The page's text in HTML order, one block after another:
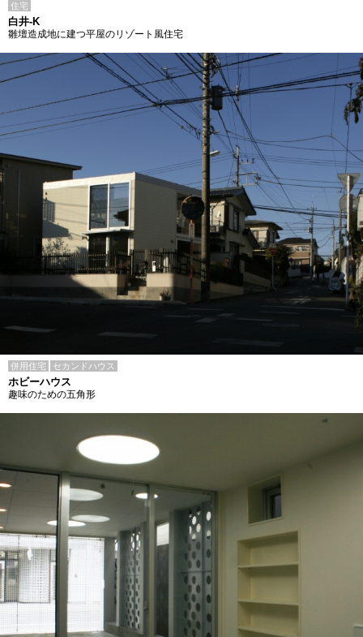
住宅
白井-K
雛壇造成地に建つ平屋のリゾート風住宅
併用住宅 セカンドハウス
ホビーハウス
趣味のための五角形